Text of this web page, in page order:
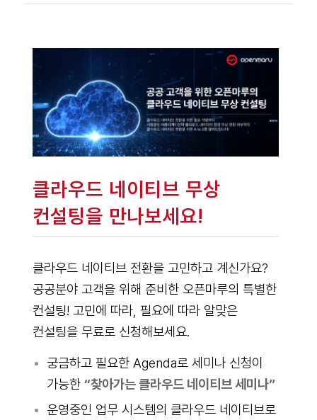
클라우드 네이티브 무상
컨설팅을 만나보세요!
클라우드 네이티브 전환을 고민하고 계신가요?
공공분야 고객을 위해 준비한 오픈마루의 특별한
컨설팅! 고민에 따라, 필요에 따라 알맞은
컨설팅을 무료로 신청해보세요.
궁금하고 필요한 Agenda로 세미나 신청이
가능한 “찾아가는 클라우드 네이티브 세미나”
운영중인 업무 시스템의 클라우드 네이티브로